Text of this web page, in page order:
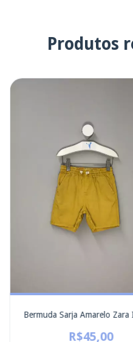
Produtos
Bermuda Sarja Amarelo Zara
R$45,00